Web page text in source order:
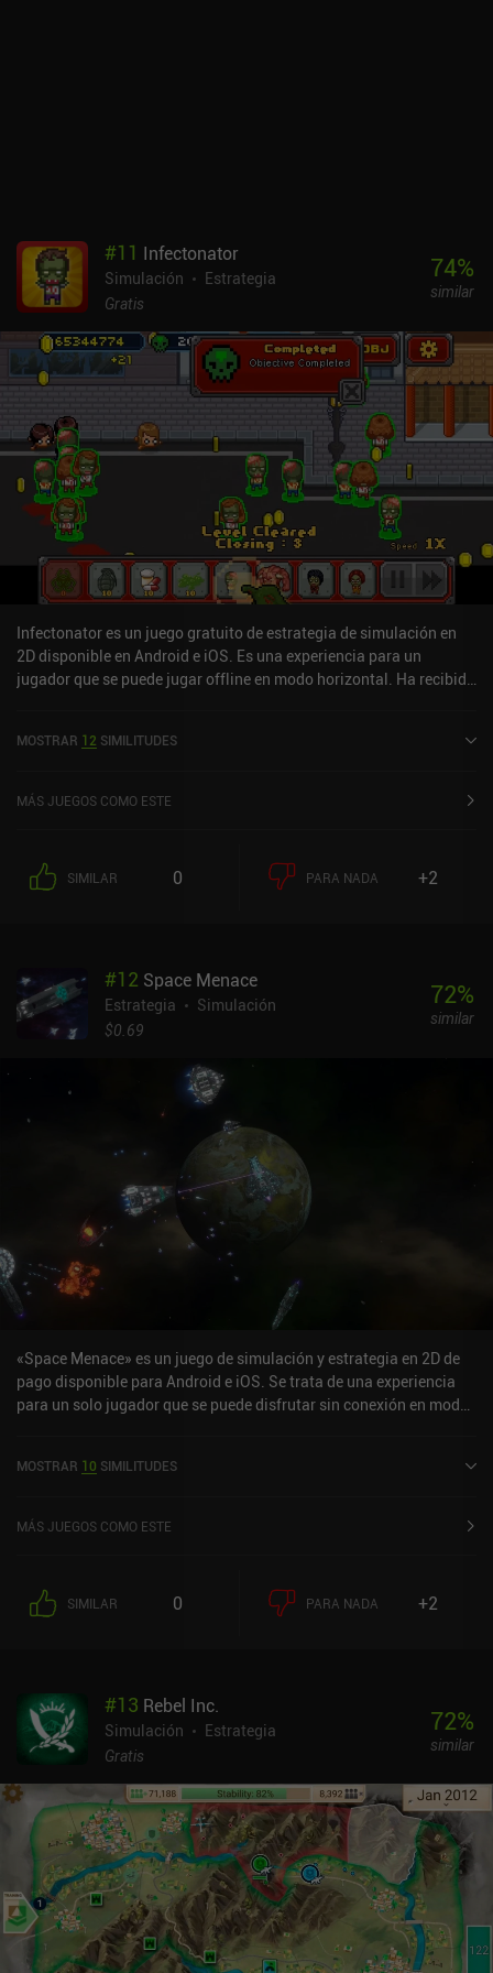
hablar de los molestos banners, anuncios incentivados y
notificaciones push. Así que, a menos que compres la versión
completa, lo más probable es que lo pases mal.
#11 Infectonator
Simulación
Estrategia
Gratis
74%
similar
Infectonator es un juego gratuito de estrategia de simulación en
2D disponible en Android e iOS. Es una experiencia para un
jugador que se puede jugar offline en modo horizontal. Ha recibido
4,5 sobre 5,0 en Google Play y de 4,7 sobre 5,0 en la App Store de
MOSTRAR 12 SIMILITUDES
MÁS JUEGOS COMO ESTE
SIMILAR 0 PARA NADA +2
#12 Space Menace
Estrategia
Simulación
$0.69
72%
similar
«Space Menace» es un juego de simulación y estrategia en 2D de
pago disponible para Android e iOS. Se trata de una experiencia
para un solo jugador que se puede disfrutar sin conexión en modo
2023 y tiene actualmente una valoración de 4,3 sobre 5,0 en
MOSTRAR 10 SIMILITUDES
MÁS JUEGOS COMO ESTE
SIMILAR 0 PARA NADA +2
#13 Rebel Inc.
Simulación
Estrategia
Gratis
72%
similar